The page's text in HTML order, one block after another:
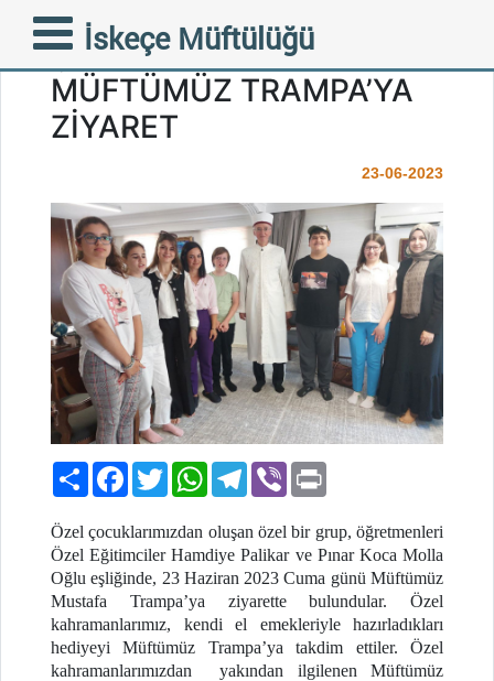
İskeçe Müftülüğü
ÖZEL
ÇOCUKLARIMIZDAN
MÜFTÜMÜZ TRAMPA’YA
ZİYARET
23-06-2023
PaylaşFacebook
TwitterWhatsAppTelegram
Viber
Özel çocuklarımızdan oluşan özel bir grup, öğretmenleri
Özel Eğitimciler Hamdiye Palikar ve Pınar Koca Molla
Oğlu eşliğinde, 23 Haziran 2023 Cuma günü Müftümüz
Mustafa Trampa’ya ziyarette bulundular. Özel
kahramanlarımız, kendi el emekleriyle hazırladıkları
hediyeyi Müftümüz Trampa’ya takdim ettiler. Özel
kahramanlarımızdan yakından ilgilenen Müftümüz